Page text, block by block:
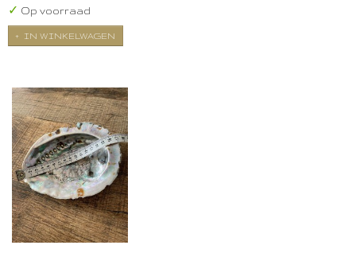
✓ Op voorraad
IN WINKELWAGEN